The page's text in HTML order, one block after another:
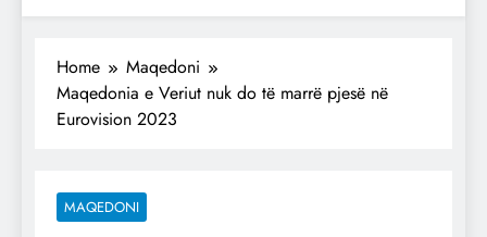
Home
Maqedoni
Maqedonia e Veriut nuk do të marrë pjesë në
Eurovision 2023
MAQEDONI